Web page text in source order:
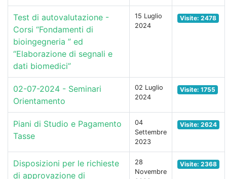
Test di autovalutazione -
Corsi “Fondamenti di
bioingegneria ” ed
“Elaborazione di segnali e
dati biomedici”
15 Luglio
2024
Visite: 2478
02-07-2024 - Seminari
Orientamento
02 Luglio
2024
Visite: 1755
Piani di Studio e Pagamento
Tasse
04
Settembre
2023
Visite: 2624
Disposizioni per le richieste
di approvazione di
28
Novembre
Visite: 2368